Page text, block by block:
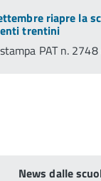
riapre la
trentini
PAT n.
News dalle